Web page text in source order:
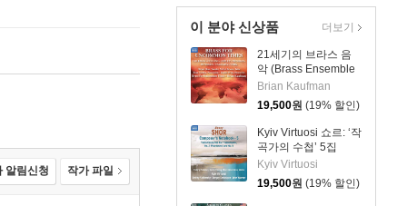
이 분야 신상품
21세기의 브라스 음
악 (Brass Ensemble
Music - 21st Century)
Brian Kaufman
19,500원 (19% 할인)
Kyiv Virtuosi 쇼르: ‘작
곡가의 수첩’ 5집
(Shor: Composer’s
Notebook, Vol. 5)
Kyiv Virtuosi
19,500원 (19% 할인)
더보기
알림신청 작가 파일